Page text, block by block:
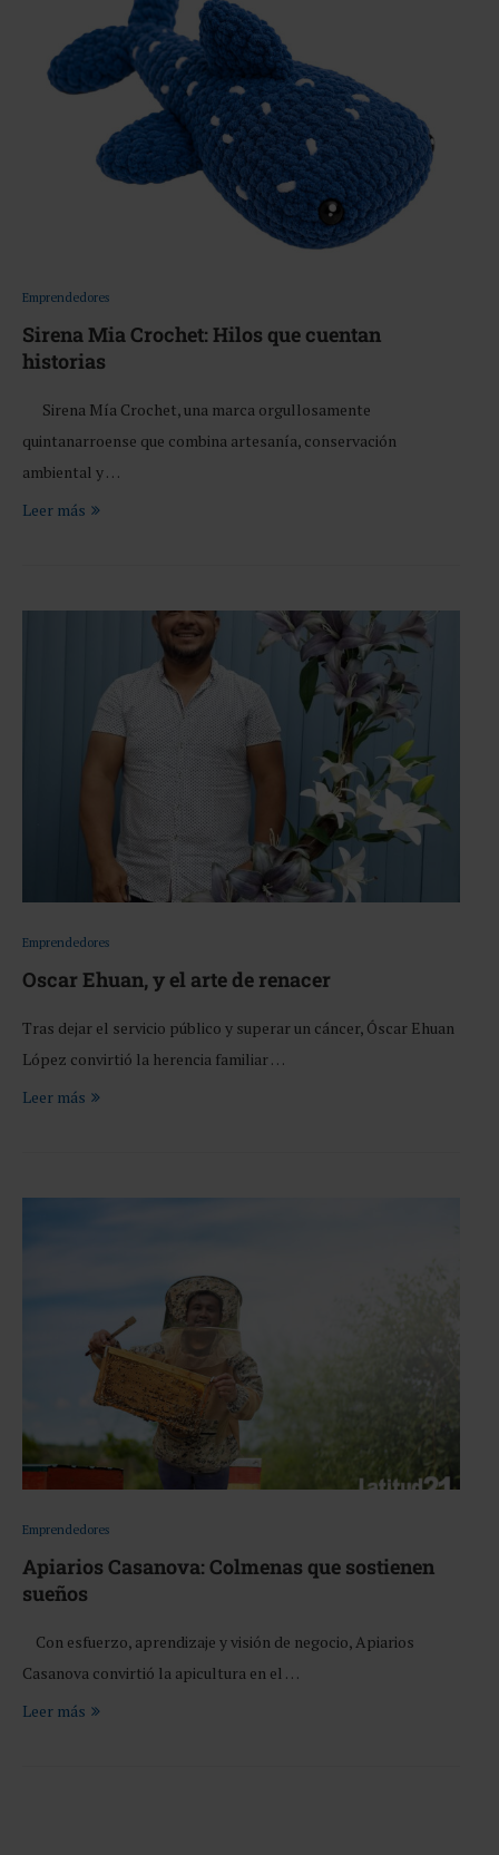
Emprendedores
Sirena Mia Crochet: Hilos que cuentan
historias
Sirena Mía Crochet, una marca orgullosamente
quintanarroense que combina artesanía, conservación
ambiental y …
Leer más
Emprendedores
Oscar Ehuan, y el arte de renacer
Tras dejar el servicio público y superar un cáncer, Óscar Ehuan
López convirtió la herencia familiar …
Leer más
Emprendedores
Apiarios Casanova: Colmenas que sostienen
sueños
Con esfuerzo, aprendizaje y visión de negocio, Apiarios
Casanova convirtió la apicultura en el …
Leer más